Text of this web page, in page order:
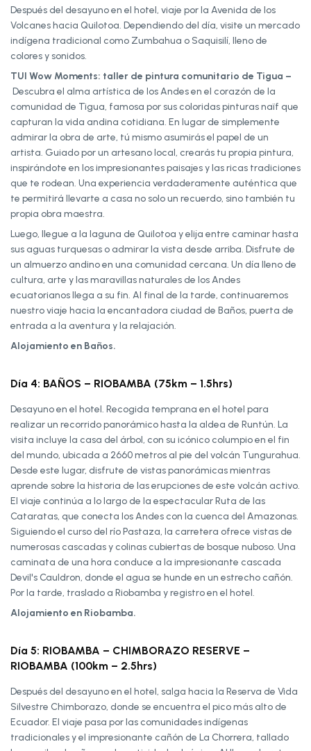
Después del desayuno en el hotel, viaje por la Avenida de los
Volcanes hacia Quilotoa. Dependiendo del día, visite un mercado
indígena tradicional como Zumbahua o Saquisilí, lleno de
colores y sonidos.
TUI Wow Moments: taller de pintura comunitario de Tigua –
Descubra el alma artística de los Andes en el corazón de la
comunidad de Tigua, famosa por sus coloridas pinturas naïf que
capturan la vida andina cotidiana. En lugar de simplemente
admirar la obra de arte, tú mismo asumirás el papel de un
artista. Guiado por un artesano local, crearás tu propia pintura,
inspirándote en los impresionantes paisajes y las ricas tradiciones
que te rodean. Una experiencia verdaderamente auténtica que
te permitirá llevarte a casa no solo un recuerdo, sino también tu
propia obra maestra.
Luego, llegue a la laguna de Quilotoa y elija entre caminar hasta
sus aguas turquesas o admirar la vista desde arriba. Disfrute de
un almuerzo andino en una comunidad cercana. Un día lleno de
cultura, arte y las maravillas naturales de los Andes
ecuatorianos llega a su fin. Al final de la tarde, continuaremos
nuestro viaje hacia la encantadora ciudad de Baños, puerta de
entrada a la aventura y la relajación.
Alojamiento en Baños.
Día 4: BAÑOS – RIOBAMBA (75km – 1.5hrs)
Desayuno en el hotel. Recogida temprana en el hotel para
realizar un recorrido panorámico hasta la aldea de Runtún. La
visita incluye la casa del árbol, con su icónico columpio en el fin
del mundo, ubicada a 2660 metros al pie del volcán Tungurahua.
Desde este lugar, disfrute de vistas panorámicas mientras
aprende sobre la historia de las erupciones de este volcán activo.
El viaje continúa a lo largo de la espectacular Ruta de las
Cataratas, que conecta los Andes con la cuenca del Amazonas.
Siguiendo el curso del río Pastaza, la carretera ofrece vistas de
numerosas cascadas y colinas cubiertas de bosque nuboso. Una
caminata de una hora conduce a la impresionante cascada
Devil's Cauldron, donde el agua se hunde en un estrecho cañón.
Por la tarde, traslado a Riobamba y registro en el hotel.
Alojamiento en Riobamba.
Día 5: RIOBAMBA – CHIMBORAZO RESERVE –
RIOBAMBA (100km – 2.5hrs)
Después del desayuno en el hotel, salga hacia la Reserva de Vida
Silvestre Chimborazo, donde se encuentra el pico más alto de
Ecuador. El viaje pasa por las comunidades indígenas
tradicionales y el impresionante cañón de La Chorrera, tallado